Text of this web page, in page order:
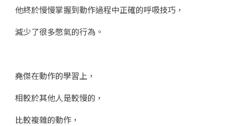
他終於慢慢掌握到動作過程中正確的呼吸技巧，
減少了很多憋氣的行為。
堯傑在動作的學習上，
相較於其他人是較慢的，
比較複雜的動作，